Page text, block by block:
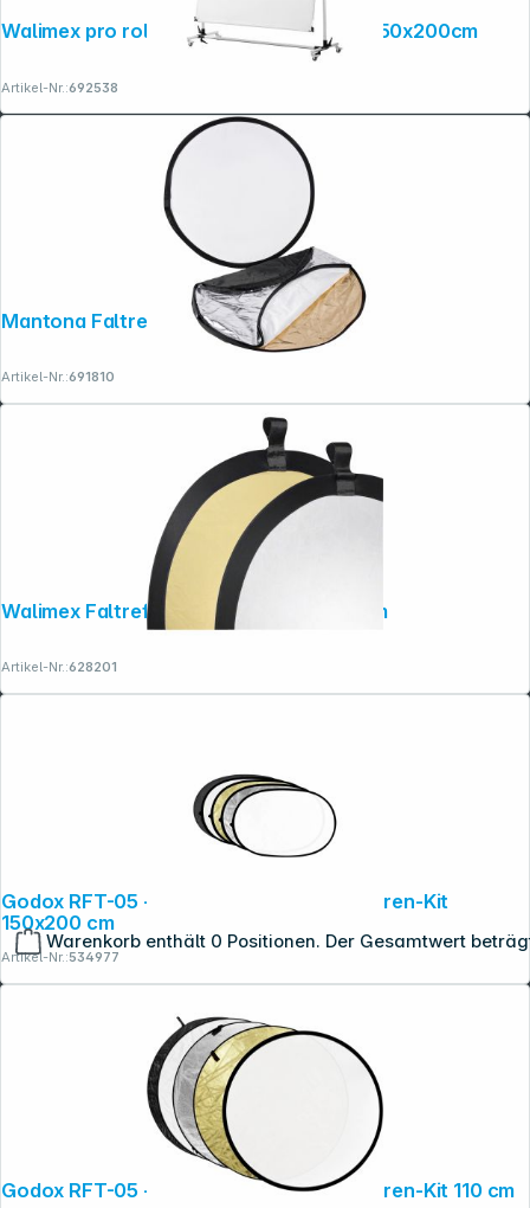
Warenkorb enthält 0 Positionen. Der Gesamtwert
Walimex pro rollbares Reflektor- panel 150x200cm
Artikel-Nr.:692538
Mantona Faltreflektor 5in1 110cm
Artikel-Nr.:691810
Walimex Faltreflektor gold/silber, Ø56cm
Artikel-Nr.:628201
Godox RFT-05 - 5in1 Disc Kit Faltreflektoren-Kit
150x200 cm
Artikel-Nr.:534977
Godox RFT-05 - 5in1 Disc Kit Faltreflektoren-Kit 110 cm